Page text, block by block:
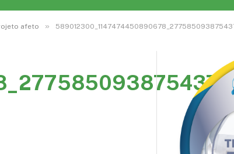
afeto »